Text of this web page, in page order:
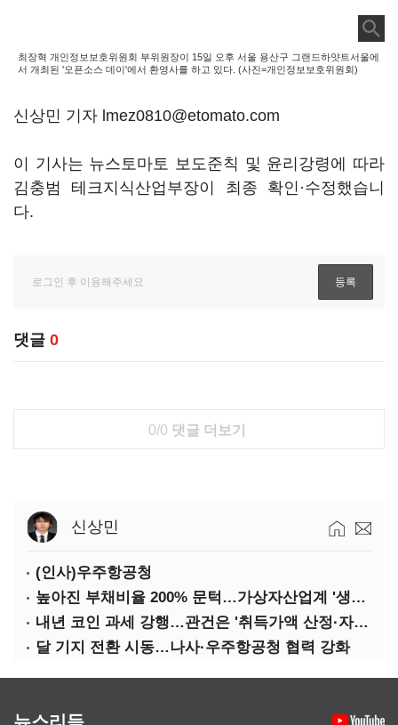
최장혁 개인정보보호위원회 부위원장이 15일 오후 서울 용산구 그랜드하얏트서울에
서 개최된 '오픈소스 데이'에서 환영사를 하고 있다. (사진=개인정보보호위원회)
신상민 기자 lmez0810@etomato.com
이 기사는 뉴스토마토 보도준칙 및 윤리강령에 따라
김충범 테크지식산업부장이 최종 확인·수정했습니
다.
댓글 0
0/0 댓글 더보기
신상민
(인사)우주항공청
높아진 부채비율 200% 문턱…가상자산업계 '생존 시험대'
내년 코인 과세 강행…관건은 '취득가액 산정·자산 이동'
달 기지 전환 시동…나사·우주항공청 협력 강화